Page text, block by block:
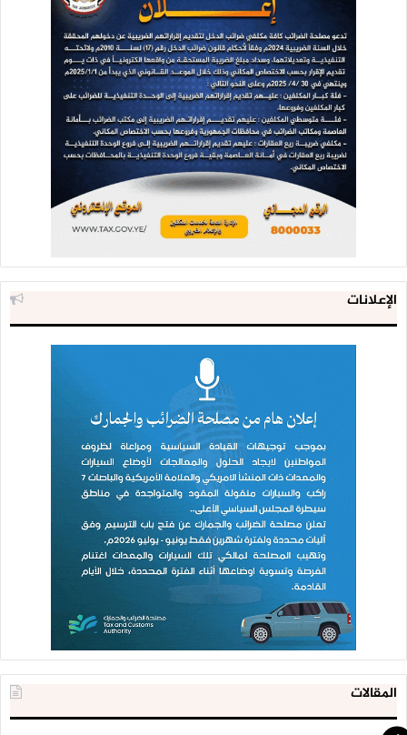
الإعلانات
المقالات